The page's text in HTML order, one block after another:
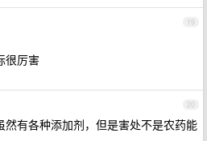
19
很厉害
20
然有各种添加剂，但是害处不是农药能